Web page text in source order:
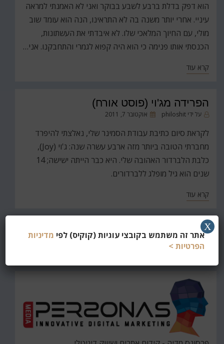
הוא דפק בדלת ברבע לשבע בבוקר ואני לא האמנתי למראה
עיניי. אחרי יותר משנה בה לא התראינו, הנה הוא עומד שוב
מולי, עם החיוך המלאכי שלו. לא איבדתי את העשתונות,
הכנסתי אותו פנימה כי הוא היה קפוא לגמרי והתחבקנו. אני…
קרא עוד
הפרידה מג'וי (פוסט אורח)
על ידי philoshit
פורסםאוקטובר 7, 2011
לקראת סיום כתיבת עבודת הסמינר שלי, נאלצתי להיפרד
מחברתי הטובה ביותר מזה ארבע עשרה שנה: ג'וי (Joy),
כלבת הלברדור האהובה שלי. היא כבר הייתה ישישה; 14
שנים הוא גיל מופלג ללברדורים.
קרא עוד
חפש
את
אתר זה משתמש בקובצי עוגיות (קוקיס) לפי מדיניות
הפרטיות >
X